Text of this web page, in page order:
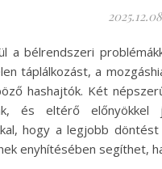
bélrendszeri
táplálkozást, a
hashajtók. Két
és eltérő
hogy a legjobb
enyhítésében segíthet,